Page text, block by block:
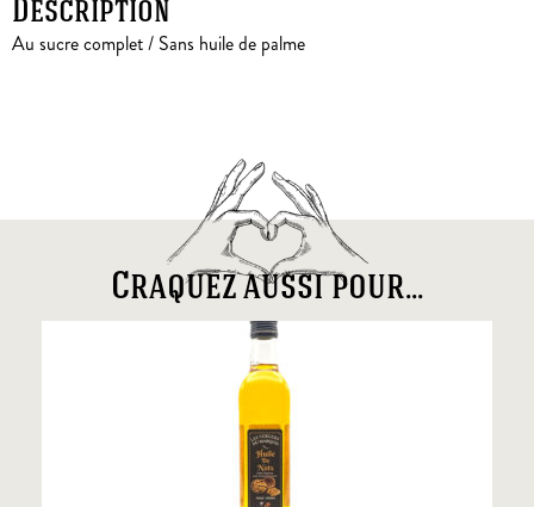
Description
Au sucre complet / Sans huile de palme
Craquez aussi pour...